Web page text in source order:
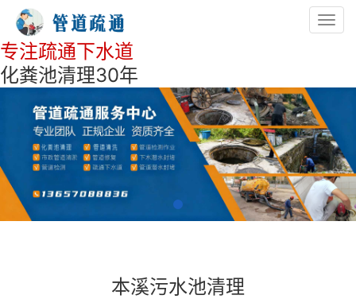
专注疏通下水道
化粪池清理30年
本溪污水池清理